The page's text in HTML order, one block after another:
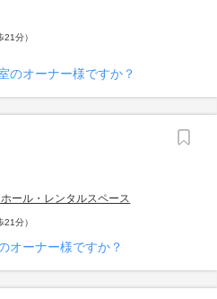
分）
のオーナー様ですか？
ール・レンタルスペース
分）
ーナー様ですか？